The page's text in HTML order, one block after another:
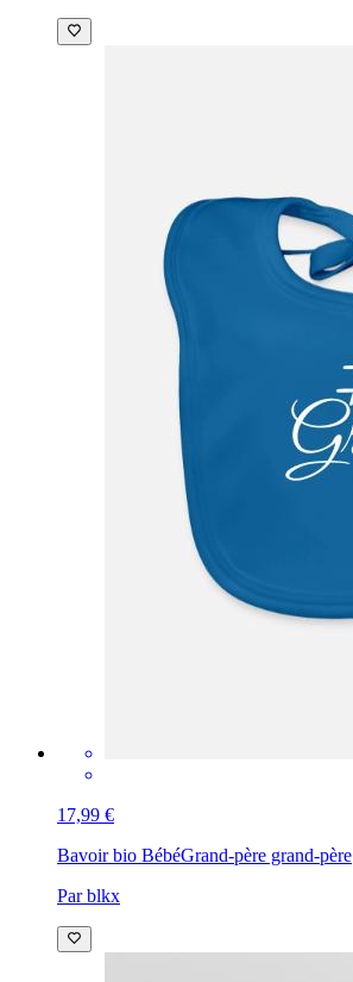
17,99 €
Bavoir bio BébéGrand-père grand-père
Par blkx